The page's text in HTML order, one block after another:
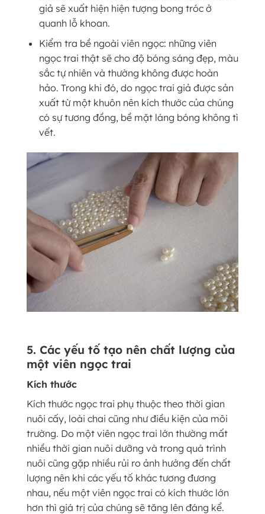
giả sẽ xuất hiện hiện tượng bong tróc ở
quanh lỗ khoan.
Kiểm tra bề ngoài viên ngọc: những viên
ngọc trai thật sẽ cho độ bóng sáng đẹp, màu
sắc tự nhiên và thường không được hoàn
hảo. Trong khi đó, do ngọc trai giả được sản
xuất từ một khuôn nên kích thước của chúng
có sự tương đồng, bề mặt láng bóng không tì
vết.
5. Các yếu tố tạo nên chất lượng của
một viên ngọc trai
Kích thước
Kích thước ngọc trai phụ thuộc theo thời gian
nuôi cấy, loài chai cũng như điều kiện của môi
trường. Do một viên ngọc trai lớn thường mất
nhiều thời gian nuôi dưỡng và trong quá trình
nuôi cũng gặp nhiều rủi ro ảnh hưởng đến chất
lượng nên khi các yếu tố khác tương đương
nhau, nếu một viên ngọc trai có kích thước lớn
hơn thì giá trị của chúng sẽ tăng lên đáng kể.